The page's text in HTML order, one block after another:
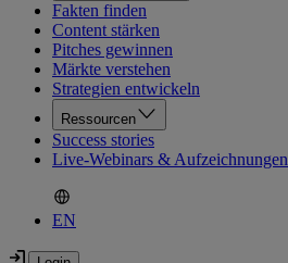
Fakten finden
Content stärken
Pitches gewinnen
Märkte verstehen
Strategien entwickeln
Ressourcen
Success stories
Live-Webinars & Aufzeichnungen
EN